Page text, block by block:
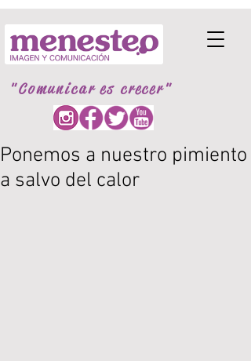
"Comunicar es crecer"
Ponemos a nuestro pimiento
a salvo del calor